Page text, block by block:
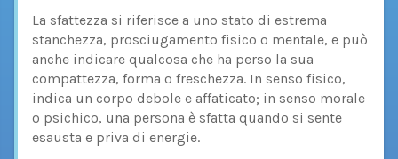
La sfattezza si riferisce a uno stato di estrema
stanchezza, prosciugamento fisico o mentale, e può
anche indicare qualcosa che ha perso la sua
compattezza, forma o freschezza. In senso fisico,
indica un corpo debole e affaticato; in senso morale
o psichico, una persona è sfatta quando si sente
esausta e priva di energie.